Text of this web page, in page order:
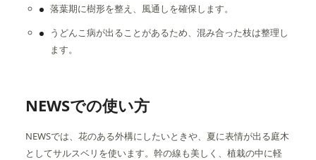
落葉期に樹形を整え、風通しを確保します。
うどんこ病が出ることがあるため、混み合った枝は整理し
ます。
NEWSでの使い方
NEWSでは、花のある外構にしたいときや、夏に表情が出る庭木
としてサルスベリを使います。幹の線も美しく、植栽の中に軽